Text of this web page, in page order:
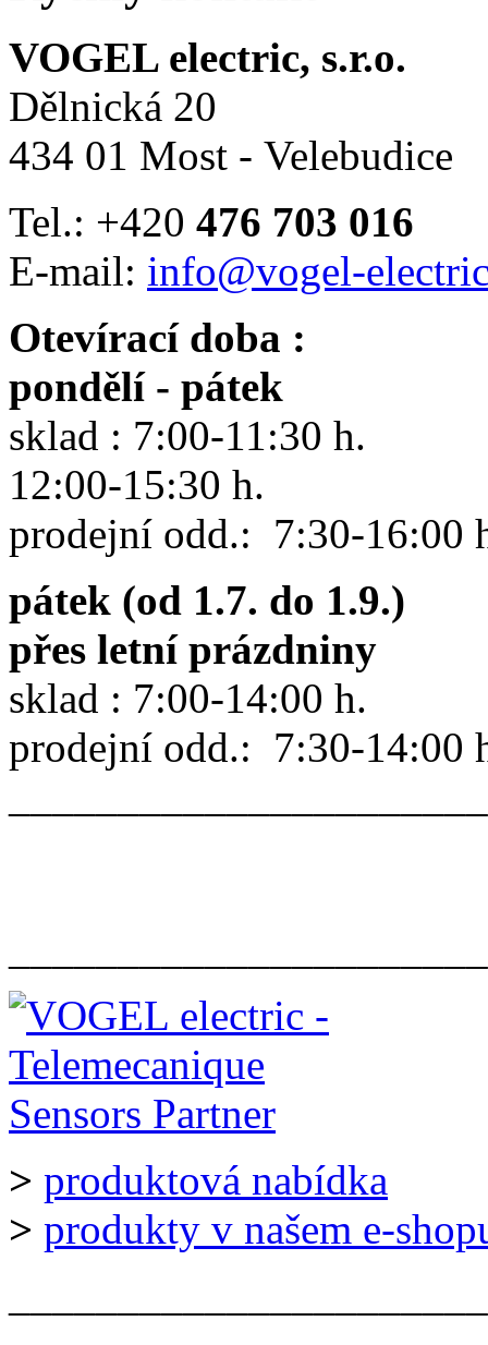
VOGEL electric, s.r.o.
Dělnická 20
434 01 Most - Velebudice
Tel.: +420 476 703 016
E-mail: info@vogel-
Otevírací doba :
pondělí - pátek
sklad : 7:00-11:30 h.
12:00-15:30 h.
prodejní odd.: 7:30-16:00
pátek (od 1.7. do 1.9.)
přes letní prázdniny
sklad : 7:00-14:00 h.
prodejní odd.: 7:30-14:00
> produktová nabídka
> produkty v našem e-